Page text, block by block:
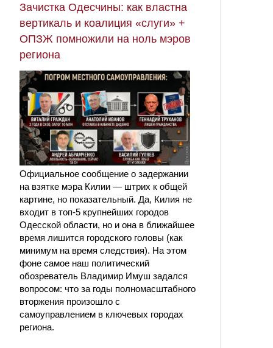
Зачистка Одесчины: как властна
вертикаль и коалиция «слуги» +
ОПЗЖ помножили на ноль мэров
региона
Официальное сообщение о задержании
на взятке мэра Килии — штрих к общей
картине, но показательный. Да, Килия не
входит в топ-5 крупнейших городов
Одесской области, но и она в ближайшее
время лишится городского головы (как
минимум на время следствия). На этом
фоне самое наш политический
обозреватель Владимир Имуш задался
вопросом: что за годы полномасштабного
вторжения произошло с
самоуправлением в ключевых городах
региона.